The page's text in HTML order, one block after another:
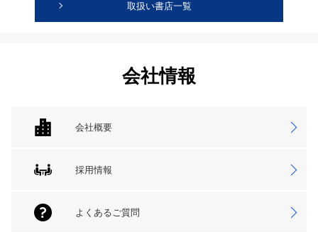
取扱い書店一覧
会社情報
会社概要
採用情報
よくあるご質問